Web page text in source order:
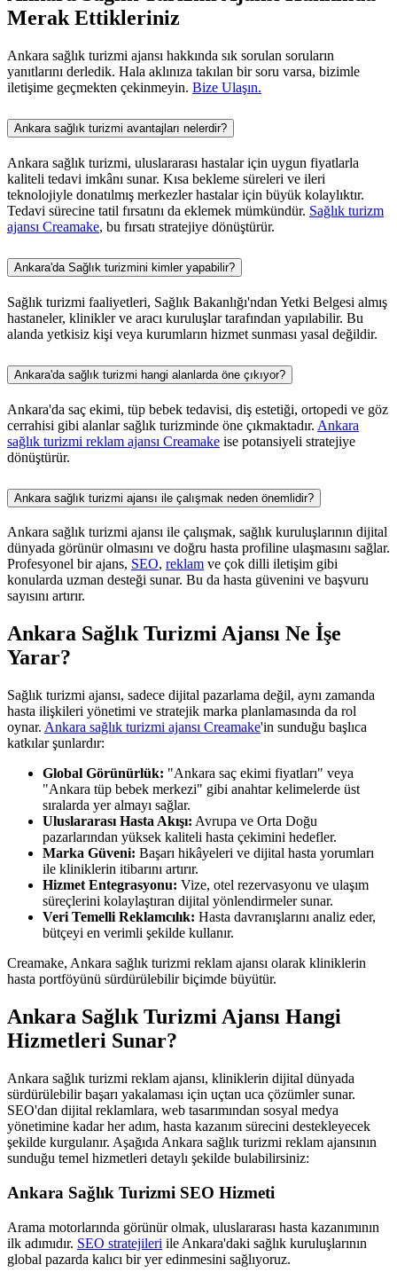
Merak Ettikleriniz
Ankara sağlık turizmi ajansı hakkında sık sorulan soruların
yanıtlarını derledik. Hala aklınıza takılan bir soru varsa, bizimle
iletişime geçmekten çekinmeyin. Bize Ulaşın.
Ankara sağlık turizmi avantajları nelerdir?
Ankara sağlık turizmi, uluslararası hastalar için uygun fiyatlarla
kaliteli tedavi imkânı sunar. Kısa bekleme süreleri ve ileri
teknolojiyle donatılmış merkezler hastalar için büyük kolaylıktır.
Tedavi sürecine tatil fırsatını da eklemek mümkündür. Sağlık turizm
ajansı Creamake, bu fırsatı stratejiye dönüştürür.
Ankara'da Sağlık turizmini kimler yapabilir?
Sağlık turizmi faaliyetleri, Sağlık Bakanlığı'ndan Yetki Belgesi almış
hastaneler, klinikler ve aracı kuruluşlar tarafından yapılabilir. Bu
alanda yetkisiz kişi veya kurumların hizmet sunması yasal değildir.
Ankara'da sağlık turizmi hangi alanlarda öne çıkıyor?
Ankara'da saç ekimi, tüp bebek tedavisi, diş estetiği, ortopedi ve göz
cerrahisi gibi alanlar sağlık turizminde öne çıkmaktadır. Ankara
sağlık turizmi reklam ajansı Creamake ise potansiyeli stratejiye
dönüştürür.
Ankara sağlık turizmi ajansı ile çalışmak neden önemlidir?
Ankara sağlık turizmi ajansı ile çalışmak, sağlık kuruluşlarının dijital
dünyada görünür olmasını ve doğru hasta profiline ulaşmasını sağlar.
Profesyonel bir ajans, SEO, reklam ve çok dilli iletişim gibi
konularda uzman desteği sunar. Bu da hasta güvenini ve başvuru
sayısını artırır.
Ankara Sağlık Turizmi Ajansı Ne İşe
Yarar?
Sağlık turizmi ajansı, sadece dijital pazarlama değil, aynı zamanda
hasta ilişkileri yönetimi ve stratejik marka planlamasında da rol
oynar. Ankara sağlık turizmi ajansı Creamake'in sunduğu başlıca
katkılar şunlardır:
Global Görünürlük: "Ankara saç ekimi fiyatları" veya
"Ankara tüp bebek merkezi" gibi anahtar kelimelerde üst
sıralarda yer almayı sağlar.
Uluslararası Hasta Akışı: Avrupa ve Orta Doğu
pazarlarından yüksek kaliteli hasta çekimini hedefler.
Marka Güveni: Başarı hikâyeleri ve dijital hasta yorumları
ile kliniklerin itibarını artırır.
Hizmet Entegrasyonu: Vize, otel rezervasyonu ve ulaşım
süreçlerini kolaylaştıran dijital yönlendirmeler sunar.
Veri Temelli Reklamcılık: Hasta davranışlarını analiz eder,
bütçeyi en verimli şekilde kullanır.
Creamake, Ankara sağlık turizmi reklam ajansı olarak kliniklerin
hasta portföyünü sürdürülebilir biçimde büyütür.
Ankara Sağlık Turizmi Ajansı Hangi
Hizmetleri Sunar?
Ankara sağlık turizmi reklam ajansı, kliniklerin dijital dünyada
sürdürülebilir başarı yakalaması için uçtan uca çözümler sunar.
SEO'dan dijital reklamlara, web tasarımından sosyal medya
yönetimine kadar her adım, hasta kazanım sürecini destekleyecek
şekilde kurgulanır. Aşağıda Ankara sağlık turizmi reklam ajansının
sunduğu temel hizmetleri detaylı şekilde bulabilirsiniz:
Ankara Sağlık Turizmi SEO Hizmeti
Arama motorlarında görünür olmak, uluslararası hasta kazanımının
ilk adımıdır. SEO stratejileri ile Ankara'daki sağlık kuruluşlarının
global pazarda kalıcı bir yer edinmesini sağlıyoruz.